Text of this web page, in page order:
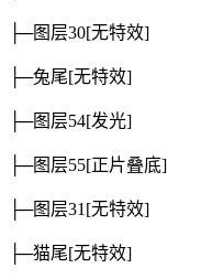
├─图层30[无特效]
├─兔尾[无特效]
├─图层54[发光]
├─图层55[正片叠底]
├─图层31[无特效]
├─猫尾[无特效]